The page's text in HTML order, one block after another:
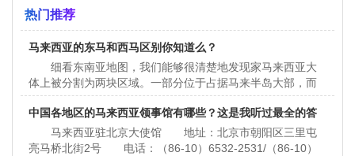
热门推荐
马来西亚的东马和西马区别你知道么？
细看东南亚地图，我们能够很清楚地发现家马来西亚大
体上被分割为两块区域。一部分位于占据马来半岛大部，而
另一部分则位于与半岛隔海相望的加里曼丹岛。两边之间的
距离约6
中国各地区的马来西亚领事馆有哪些？这是我听过最全的答
马来西亚驻北京大使馆 地址：北京市朝阳区三里屯
亮马桥北街2号 电话：（86-10）6532-2531/（86-10）